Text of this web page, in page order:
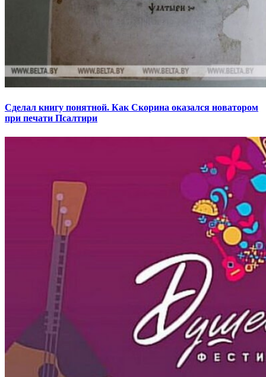
Сделал книгу понятной. Как Скорина оказался новатором
при печати Псалтири